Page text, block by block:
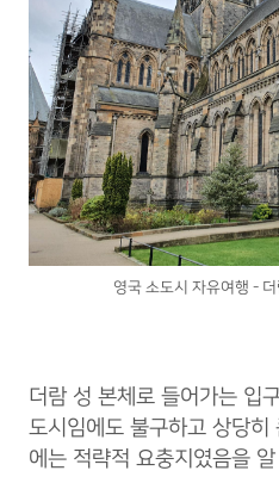
영국 소도시 자유여행 -
더람 성 본체로 들어가는 입
도시임에도 불구하고 상당히
에는 적략적 요충지였음을